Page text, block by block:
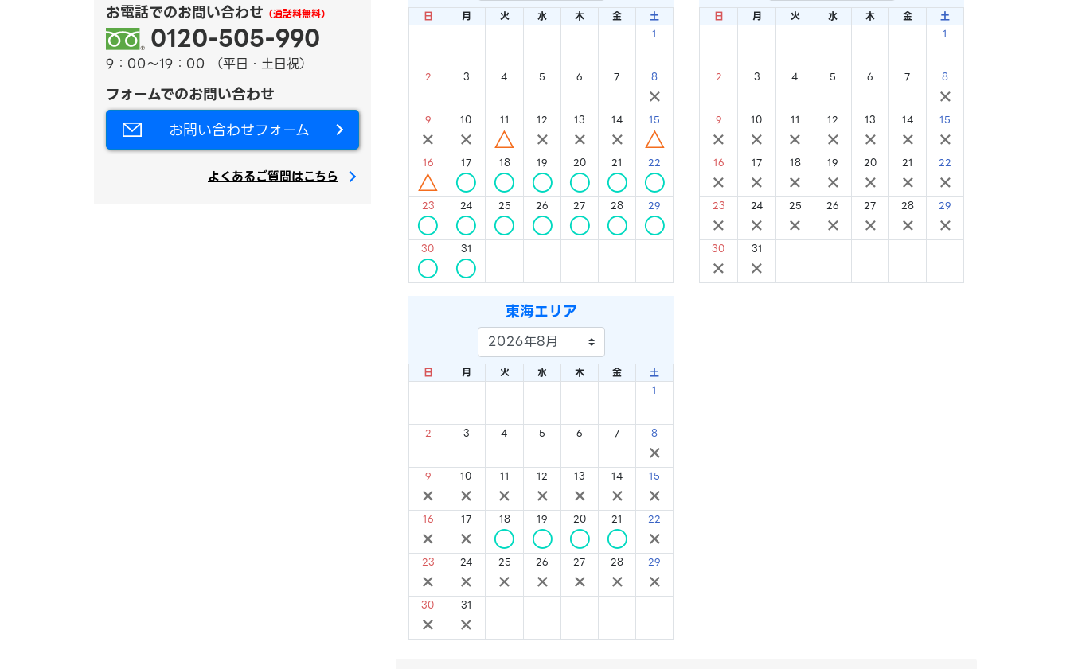
お電話でのお問い合わせ （通話料無料）
0120-505-990
9：00～19：00 （平日・土日祝）
フォームでのお問い合わせ
お問い合わせフォーム
よくあるご質問はこちら
日 月 火 水 木 金
土
1
2 3 4 5 6 7 8
×
9
×
10
×
11
△
12
×
13
×
14
×
15
△
16
△
17
○
18
○
19
○
20
○
21
○
22
○
23
○
24
○
25
○
26
○
27
○
28
○
29
○
30
○
31
○
日 月 火 水 木 金
土
1
2 3 4 5 6 7 8
×
9
×
10
×
11
×
12
×
13
×
14
×
15
×
16
×
17
×
18
×
19
×
20
×
21
×
22
×
23
×
24
×
25
×
26
×
27
×
28
×
29
×
30
×
31
×
東海エリア
日 月 火 水 木 金
土
1
2 3 4 5 6 7 8
×
9
×
10
×
11
×
12
×
13
×
14
×
15
×
16
×
17
×
18
○
19
○
20
○
21
○
22
×
23
×
24
×
25
×
26
×
27
×
28
×
29
×
30
×
31
×